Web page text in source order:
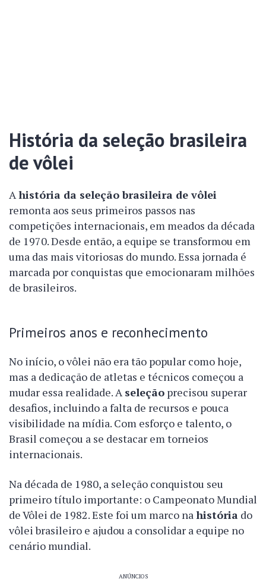
História da seleção brasileira
de vôlei
Ahistória da seleção brasileira de vôlei
remonta aos seus primeiros passos nas
competições internacionais, em meados da década
de 1970. Desde então, a equipe se transformou em
uma das mais vitoriosas do mundo. Essa jornada é
marcada por conquistas que emocionaram milhões
de brasileiros.
Primeiros anos e reconhecimento
No início, o vôlei não era tão popular como hoje,
mas a dedicação de atletas e técnicos começou a
mudar essa realidade. Aseleção precisou superar
desafios, incluindo a falta de recursos e pouca
visibilidade na mídia. Com esforço e talento, o
Brasil começou a se destacar em torneios
internacionais.
Na década de 1980, a seleção conquistou seu
primeiro título importante: o Campeonato Mundial
de Vôlei de 1982. Este foi um marco nahistória do
vôlei brasileiro e ajudou a consolidar a equipe no
cenário mundial.
ANÚNCIOS